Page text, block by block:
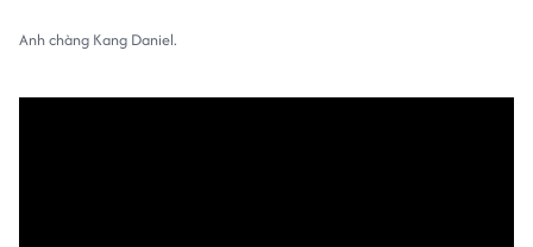
Anh chàng Kang Daniel.